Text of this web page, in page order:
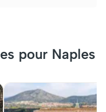
pour Naples